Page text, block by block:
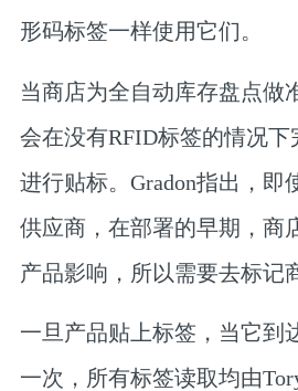
形码标签一样使用它们。
当商店为全自动库存盘点做
会在没有RFID标签的情况
进行贴标。Gradon指出，即
供应商，在部署的早期，商
产品影响，所以需要去标记
一旦产品贴上标签，当它到
一次，所有标签读取均由